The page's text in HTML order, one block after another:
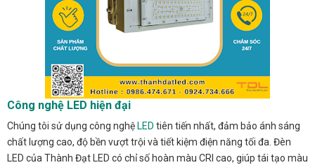
Công nghệ LED hiện đại
Chúng tôi sử dụng công nghệ LED tiên tiến nhất, đảm bảo ánh sáng
chất lượng cao, độ bền vượt trội và tiết kiệm điện năng tối đa. Đèn
LED của Thành Đạt LED có chỉ số hoàn màu CRI cao, giúp tái tạo màu